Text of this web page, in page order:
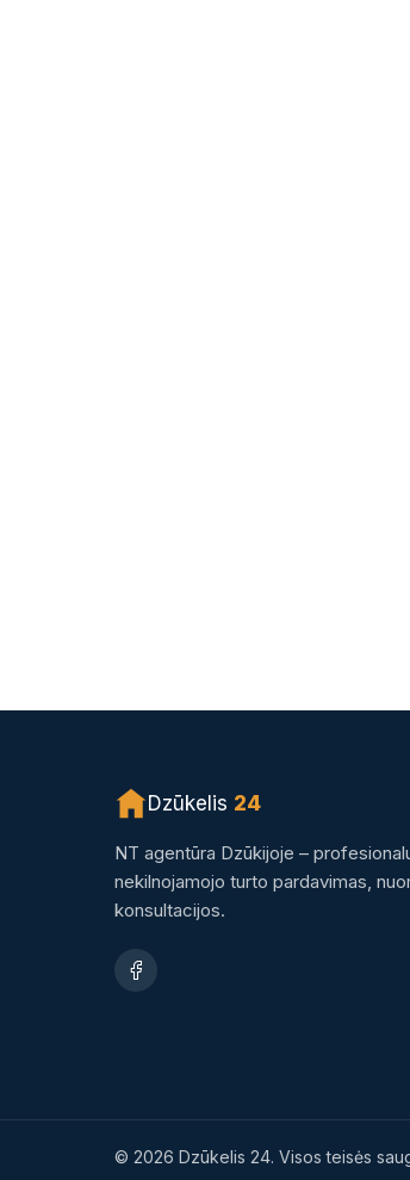
Dzūkelis 24
NT agentūra Dzūkijoje –
nekilnojamojo turto pardavimas,
konsultacijos.
© 2026 Dzūkelis 24. Visos teisės